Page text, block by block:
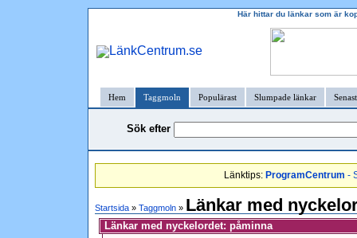
Här hittar du länkar som är
Hem Taggmoln Populärast Slumpade länkar
Sök efter
Länktips: ProgramCentrum -
Startsida » Taggmoln » Länkar med
Länkar med nyckelordet: påminna